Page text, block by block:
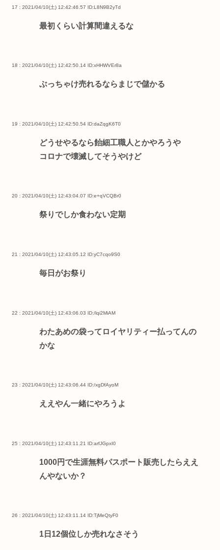
17 : 2021/04/10(土) 12:42:46.57 ID:L8N9B2yTd
最初くらい計算間違えるな
18 : 2021/04/10(土) 12:42:50.14 ID:xHHWVEr8a
ぶっちゃけ売れるならまじで儲かる
19 : 2021/04/10(土) 12:42:50.54 ID:daZqgK6T0
どうせやるなら飴細工職人とかやろうや
コロナで壊滅してそうやけど
20 : 2021/04/10(土) 12:43:04.07 ID:e+qVCQBr0
祭りでしか食わない定期
21 : 2021/04/10(土) 12:43:05.12 ID:yC7cqo9S0
毎日がお祭り
22 : 2021/04/10(土) 12:43:06.03 ID:/lqi2MiAM
わたあめの袋ってロイヤリティー払ってんの
かな
23 : 2021/04/10(土) 12:43:06.44 ID:/xgDfAyoM
ええやん一緒にやろうよ
25 : 2021/04/10(土) 12:43:11.21 ID:arfJGpxI0
1000円で生涯無料パスポート販売したらええ
んやないか？
26 : 2021/04/10(土) 12:43:11.14 ID:TjMeQtyF0
1日12個位しか売れなさそう